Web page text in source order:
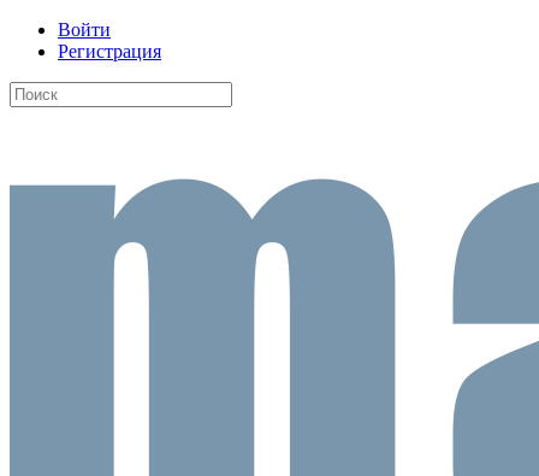
Войти
Регистрация